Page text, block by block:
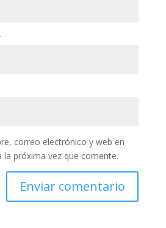
correo electrónico y web en
la próxima vez que comente.